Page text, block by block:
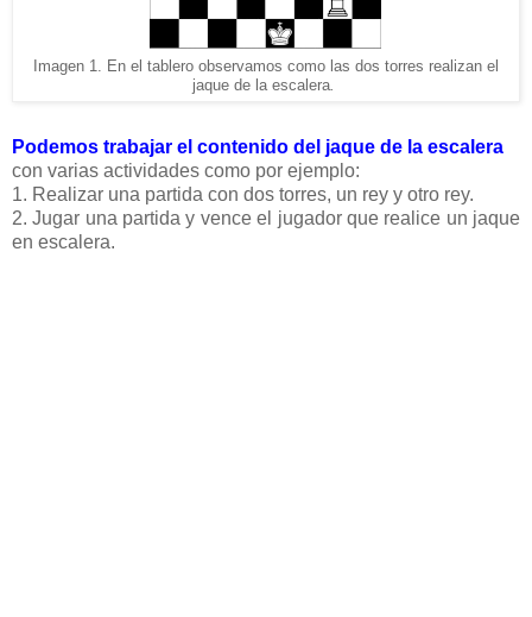
Imagen 1. En el tablero observamos como las dos torres realizan el
jaque de la escalera.
Podemos trabajar el contenido del jaque de la escalera
con varias actividades como por ejemplo:
1. Realizar una partida con dos torres, un rey y otro rey.
2. Jugar una partida y vence el jugador que realice un jaque
en escalera.